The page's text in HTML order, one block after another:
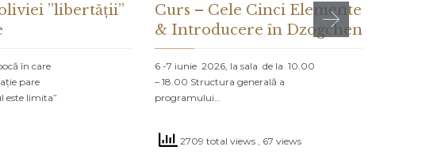
”libertății”
în care
pare
este limita”
Curs – Cele Cinci Elemente
& Introducere în Dzogchen
6 -7 iunie 2026, la sala de la 10.00
– 18.00 Structura generală a
programului…
2709 total views , 67 views